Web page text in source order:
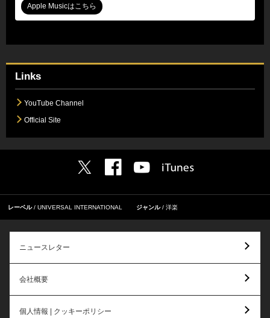
Apple Musicはこちら
Links
YouTube Channel
Official Site
レーベル UNIVERSAL INTERNATIONAL ジャンル 洋楽
ニュースレター
会社概要
個人情報 | クッキーポリシー